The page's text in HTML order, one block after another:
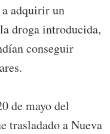
adquirir un
droga introducida,
conseguir
de mayo del
trasladado a Nueva